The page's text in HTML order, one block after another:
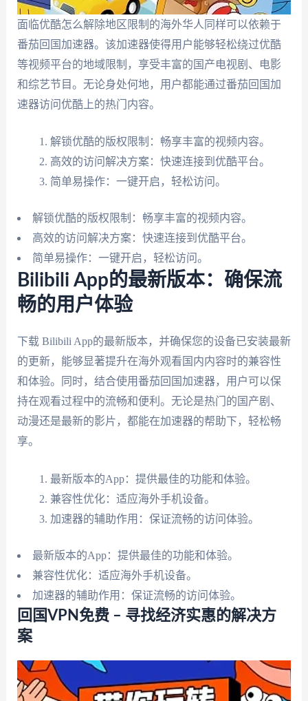
面临优酷怎么解除地区限制的海外华人同样可以依赖于
番茄回国加速器。该加速器使得用户能够轻松绕过优酷
等视频平台的地域限制，享受丰富的国产电视剧、电影
和综艺节目。无论身处何地，用户都能通过番茄回国加
速器访问优酷上的热门内容。
解锁优酷的版权限制：畅享丰富的视频内容。
高效的访问解决方案：快速连接到优酷平台。
简单易操作：一键开启，轻松访问。
解锁优酷的版权限制：畅享丰富的视频内容。
高效的访问解决方案：快速连接到优酷平台。
简单易操作：一键开启，轻松访问。
Bilibili App的最新版本：确保流
畅的用户体验
下载 Bilibili App的最新版本，并确保您的设备已安装最新
的更新，能够显著提升在海外观看国内内容时的兼容性
和体验。同时，结合使用番茄回国加速器，用户可以保
持在观看过程中的流畅和便利。无论是热门的国产剧、
动漫还是最新的影片，都能在加速器的帮助下，轻松畅
享。
最新版本的App：提供最佳的功能和体验。
兼容性优化：适应海外手机设备。
加速器的辅助作用：保证流畅的访问体验。
最新版本的App：提供最佳的功能和体验。
兼容性优化：适应海外手机设备。
加速器的辅助作用：保证流畅的访问体验。
回国VPN免费 – 寻找经济实惠的解决方
案